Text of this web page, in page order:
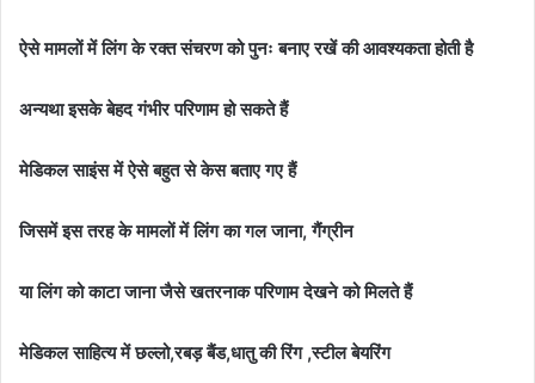
ऐसे मामलों में लिंग के रक्त संचरण को पुनः बनाए रखें की आवश्यकता होती है
अन्यथा इसके बेहद गंभीर परिणाम हो सकते हैं
मेडिकल साइंस में ऐसे बहुत से केस बताए गए हैं
जिसमें इस तरह के मामलों में लिंग का गल जाना, गैंग्रीन
या लिंग को काटा जाना जैसे खतरनाक परिणाम देखने को मिलते हैं
मेडिकल साहित्य में छल्लो,रबड़ बैंड,धातु की रिंग ,स्टील बेयरिंग